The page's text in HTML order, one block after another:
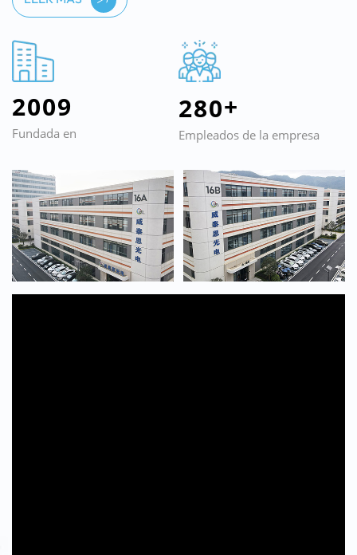
2009
Fundada en
280+
Empleados de la empresa